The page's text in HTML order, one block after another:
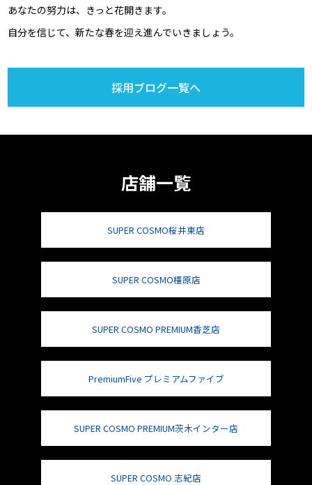
あなたの努力は、きっと花開きます。
自分を信じて、新たな春を迎え進んでいきましょう。
採用ブログ一覧へ
店舗一覧
SUPER COSMO桜井東店
SUPER COSMO橿原店
SUPER COSMO PREMIUM香芝店
PremiumFive プレミアムファイブ
SUPER COSMO PREMIUM茨木インター店
SUPER COSMO 志紀店